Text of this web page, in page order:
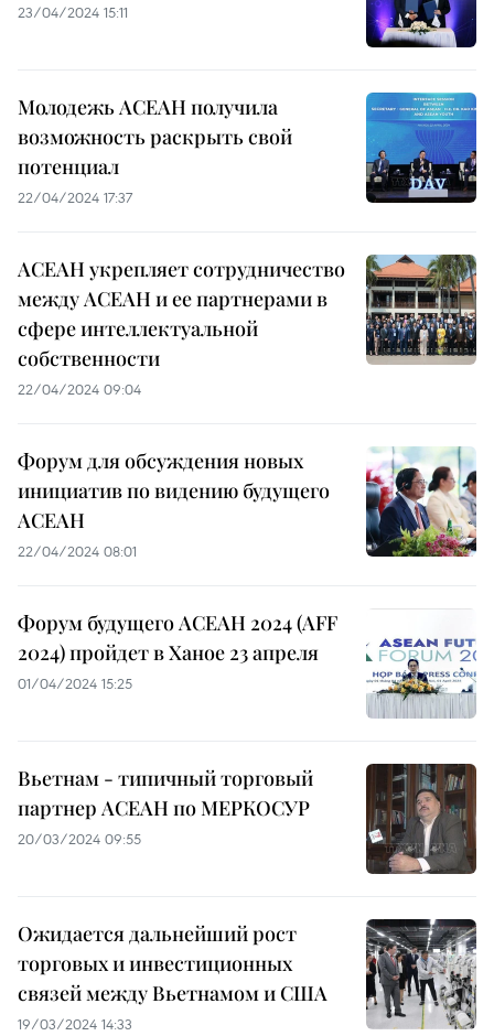
23/04/2024 15:11
Молодежь АСЕАН получила
возможность раскрыть свой
потенциал
22/04/2024 17:37
АСЕАН укрепляет сотрудничество
между АСЕАН и ее партнерами в
сфере интеллектуальной
собственности
22/04/2024 09:04
Форум для обсуждения новых
инициатив по видению будущего
АСЕАН
22/04/2024 08:01
Форум будущего АСЕАН 2024 (AFF
2024) пройдет в Ханое 23 апреля
01/04/2024 15:25
Вьетнам - типичный торговый
партнер АСЕАН по МЕРКОСУР
20/03/2024 09:55
Ожидается дальнейший рост
торговых и инвестиционных
связей между Вьетнамом и США
19/03/2024 14:33